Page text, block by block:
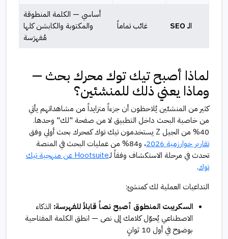
الـ SEO غائب تماماً
أساسي — الكلمة المنطوقة
والمكتوبة والكابشن كلها
مُفهرَسة
لماذا أصبح تيك توك محرك بحث —
وماذا يعني ذلك للمنشئين؟
كثير من المنشئين يُلاحظون أن جزءاً متزايداً من مشاهداتهم يأتي
من خاصية البحث داخل التطبيق لا من صفحة "لك" وحدها.
40% من الجيل Z يستخدمون تيك توك كمحرك بحث أولي وفق
تقارير خوارزمية 2026
، و84% من عمليات البحث في المنصة
تحدث في مرحلة الاستكشاف وفقاً لـ
Hootsuite عن منهجية تيك
توك.
التداعيات العملية لك كمنشئ:
السكريبت المنطوق أصبح نصاً قابلاً للفهرسة: الذكاء
الاصطناعي يُحوّل كلامك إلى نص — انطق الكلمة المفتاحية
بوضوح في أول 10 ثوانٍ